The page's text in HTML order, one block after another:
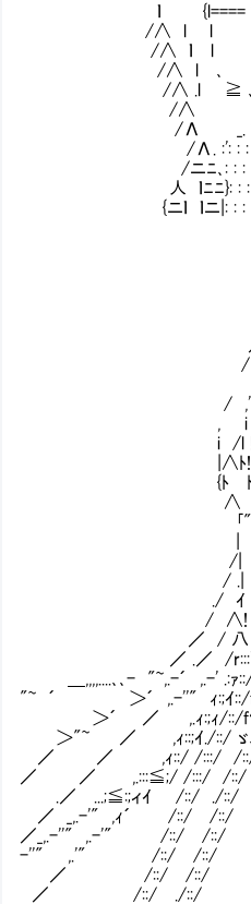
ｌ {l==== '´
/∧ l l / / /_
/∧ ｌ l | ＼ / / /
/∧ l ､ ￣ ,..../
/∧ .l ≧ ､ . : : : :
/∧ `: :-: :／: : : : :
/Λ _. ' : : : : : : : : : :
/Λ. :': : : : : : : : : : : : :
/ニﾆ､: : : : : : : : : : : :
人 ｌﾆﾆ}: : : : : : : : : : :
{ニｌ ｌニ|: : : : : : : : : :
_,,,｡=‐''“
,＜ ヽ
／ /
／ ,
/ / , ,ｲ
/ ,ｲ
/ ,' /{ { | i _｣＿ i
, i ,' j{ __｣
i /l ! 斗''" /{ l i /
|∧ﾄ! ／ i {! |
{ﾄ ﾄi | 从| ∨ {i / ｨ
∧ {＼ |,ｨfう斧
｢"'' "'《 忙
| ﾄ,圦ゝ
/| !乂ﾍ
/ .| l ﾄ､≧_
./ ｲ { {
/ ∧! ! ｢:::}‐≧s｡
／ / 八 ＼ /
／ .／ /r:::＼ ﾍ-'
＿,,,,....､､- "~,.-´ ,.-' .:ｧ
"~ ´ ＞´ ,.-''" ｨ:;ｲ::/
＞´ ／ ,.ｨ:;ｨ/::/f⌒
＞"~ ／ ,ｨ::;ｲ./::/ ゞ
／ ／ ,ｨ::/ /:::/ /::/
／ ／ ,.:::≦;/ /:::/ /::/
.／ ...;≦:;ィｲ /::/ ./::/
／ _,.-'" ,ｨ´ /::/ /::/
／_,.-''" ,.-'" /::/ /::/
-''" ,.'" /::/ /::/ ,ｨ:::ｲ
／ /::/ /::/ ,ｨ:::/
／ /::/ ./::/ 〈:::〈